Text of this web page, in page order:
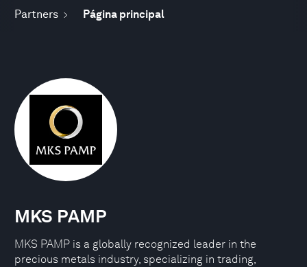
Partners Página principal
MKS PAMP
MKS PAMP is a globally recognized leader in the
precious metals industry, specializing in trading,